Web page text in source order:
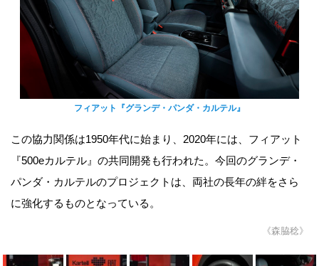
フィアット『グランデ・パンダ・カルテル』
この協力関係は1950年代に始まり、2020年には、フィアット
『500eカルテル』の共同開発も行われた。今回のグランデ・
パンダ・カルテルのプロジェクトは、両社の長年の絆をさら
に強化するものとなっている。
《森脇稔》